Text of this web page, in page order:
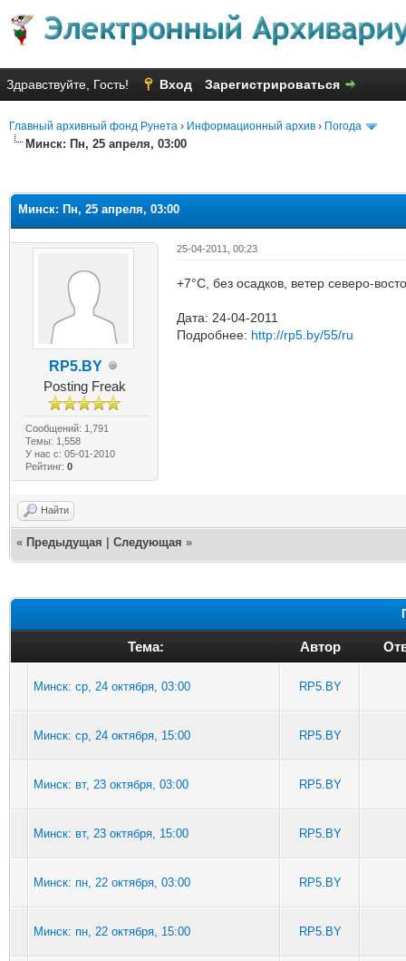
Здравствуйте, Гость! Вход Зарегистрироваться
Главный архивный фонд Рунета › Информационный архив › Погода
Минск: Пн, 25 апреля, 03:00
Минск: Пн, 25 апреля, 03:00
RP5.BY
Posting Freak
Сообщений: 1,791
Темы: 1,558
У нас с: 05-01-2010
Рейтинг: 0
25-04-2011, 00:23
+7°C, без осадков, ветер северо-
Дата: 24-04-2011
Подробнее: http://rp5.by/55/ru
Найти
« Предыдущая Следующая »
Тема: Автор
Минск: ср, 24 октября, 03:00 RP5.BY
Минск: ср, 24 октября, 15:00 RP5.BY
Минск: вт, 23 октября, 03:00 RP5.BY
Минск: вт, 23 октября, 15:00 RP5.BY
Минск: пн, 22 октября, 03:00 RP5.BY
Минск: пн, 22 октября, 15:00 RP5.BY